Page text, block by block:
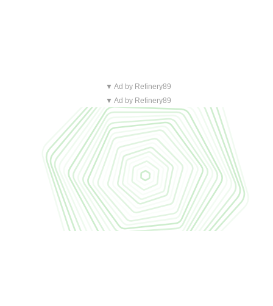
▼ Ad by Refinery89
▼ Ad by Refinery89